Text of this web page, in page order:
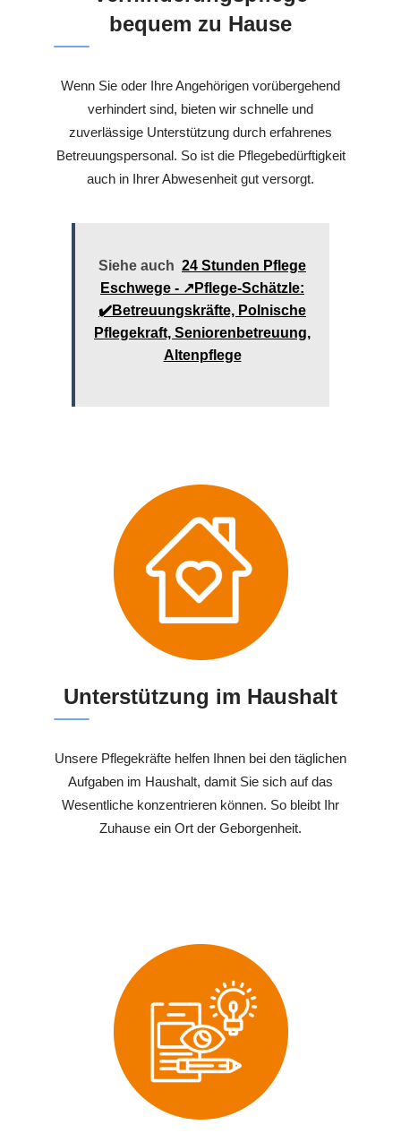
bequem zu Hause
Wenn Sie oder Ihre Angehörigen vorübergehend
verhindert sind, bieten wir schnelle und
zuverlässige Unterstützung durch erfahrenes
Betreuungspersonal. So ist die Pflegebedürftigkeit
auch in Ihrer Abwesenheit gut versorgt.
Siehe auch 24 Stunden Pflege
Eschwege - ↗️Pflege-Schätzle:
✔️Betreuungskräfte, Polnische
Pflegekraft, Seniorenbetreuung,
Altenpflege
Unterstützung im Haushalt
Unsere Pflegekräfte helfen Ihnen bei den täglichen
Aufgaben im Haushalt, damit Sie sich auf das
Wesentliche konzentrieren können. So bleibt Ihr
Zuhause ein Ort der Geborgenheit.